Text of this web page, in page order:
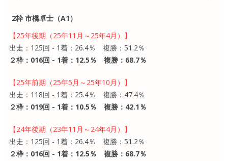
2枠 市橋卓士（A1）
【25年後期（25年11月～25年4月）】
出走：125回 - 1着：26.4％ 複勝：51.2％
２枠：016回 - 1着：12.5％ 複勝：68.7％
【25年前期（25年5月～25年10月）】
出走：118回 - 1着：25.4％ 複勝：47.4％
２枠：019回 - 1着：10.5％ 複勝：42.1％
【24年後期（23年11月～24年4月）】
出走：125回 - 1着：26.4％ 複勝：51.2％
２枠：016回 - 1着：12.5％ 複勝：68.7％